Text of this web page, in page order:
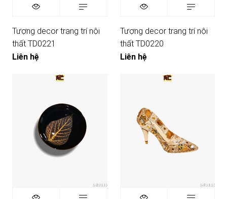
Tượng decor trang trí nội
thất TD0221
Liên hệ
Tượng decor trang trí nội
thất TD0220
Liên hệ